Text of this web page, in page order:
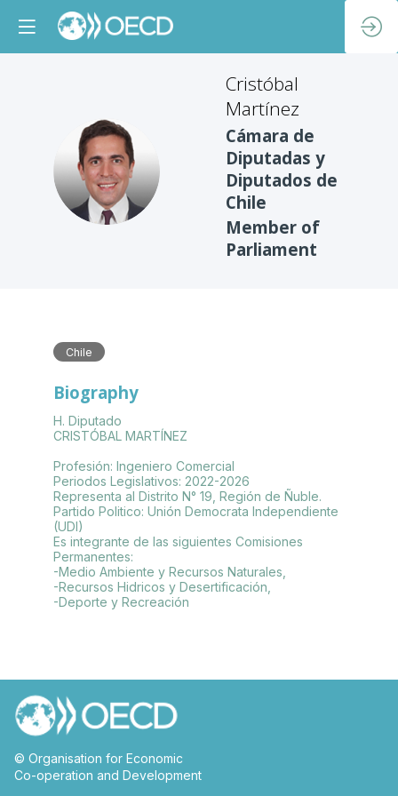
CM
Cristóbal
Martínez
Cámara de
Diputadas y
Diputados de
Chile
Member of
Parliament
Chile
Biography
H. Diputado
CRISTÓBAL MARTÍNEZ
Profesión: Ingeniero Comercial
Periodos Legislativos: 2022-2026
Representa al Distrito N° 19, Región de Ñuble.
Partido Politico: Unión Democrata Independiente
(UDI)
Es integrante de las siguientes Comisiones
Permanentes:
-Medio Ambiente y Recursos Naturales,
-Recursos Hidricos y Desertificación,
© Organisation for Economic
Co-operation and Development